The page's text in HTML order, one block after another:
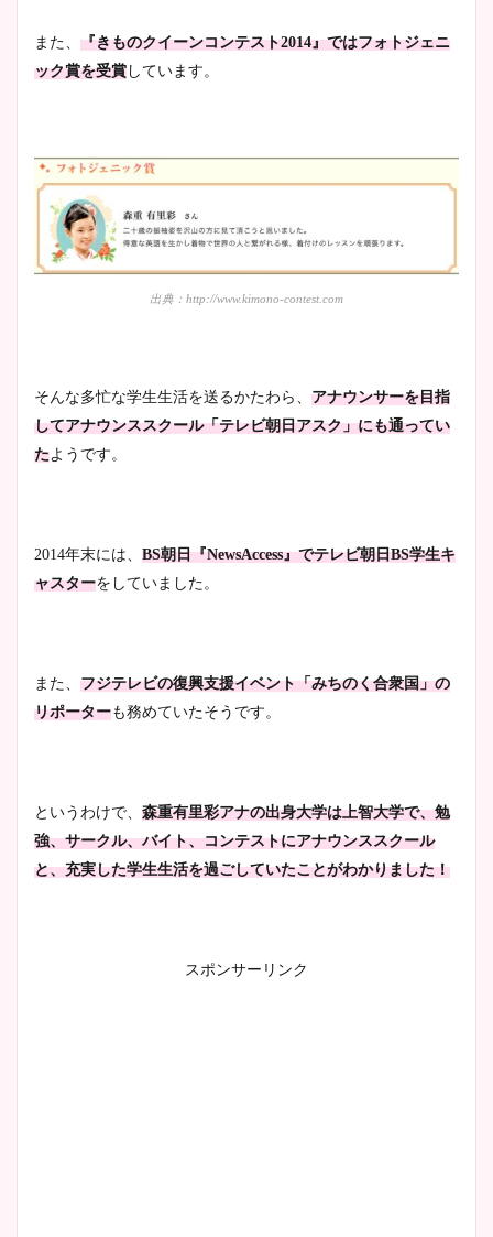
また、 『きものクイーンコンテスト2014』ではフォトジェニ
ック賞を受賞 しています。
出典：http://www.kimono-contest.com
そんな多忙な学生生活を送るかたわら、 アナウンサーを目指
してアナウンススクール「テレビ朝日アスク」にも通ってい
たようです。
2014年末には、 BS朝日『NewsAccess』でテレビ朝日BS学生キ
ャスターをしていました。
また、 フジテレビの復興支援イベント「みちのく合衆国」の
リポーターも務めていたそうです。
というわけで、 森重有里彩アナの出身大学は上智大学で、勉
強、サークル、バイト、コンテストにアナウンススクール
と、充実した学生生活を過ごしていたことがわかりました！
スポンサーリンク